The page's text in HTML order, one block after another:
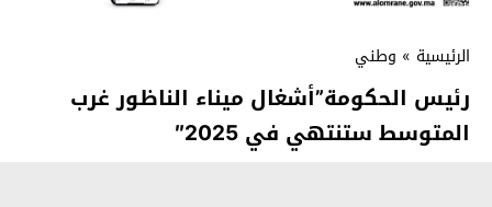
الرئيسية » وطني
رئيس الحكومة”أشغال ميناء الناظور غرب
المتوسط ستنتهي في 2025″